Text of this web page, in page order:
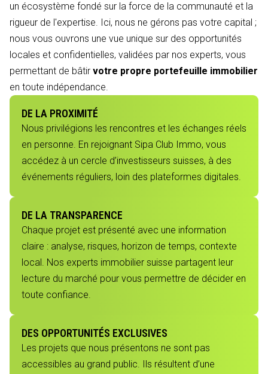
un écosystème fondé sur la force de la communauté et la
rigueur de l'expertise. Ici, nous ne gérons pas votre capital ;
nous vous ouvrons une vue unique sur des opportunités
locales et confidentielles, validées par nos experts, vous
permettant de bâtir votre propre portefeuille immobilier
en toute indépendance.
DE LA PROXIMITÉ
Nous privilégions les rencontres et les échanges réels
en personne. En rejoignant Sipa Club Immo, vous
accédez à un cercle d’investisseurs suisses, à des
événements réguliers, loin des plateformes digitales.
DE LA TRANSPARENCE
Chaque projet est présenté avec une information
claire : analyse, risques, horizon de temps, contexte
local. Nos experts immobilier suisse partagent leur
lecture du marché pour vous permettre de décider en
toute confiance.
DES OPPORTUNITÉS EXCLUSIVES
Les projets que nous présentons ne sont pas
accessibles au grand public. Ils résultent d’une